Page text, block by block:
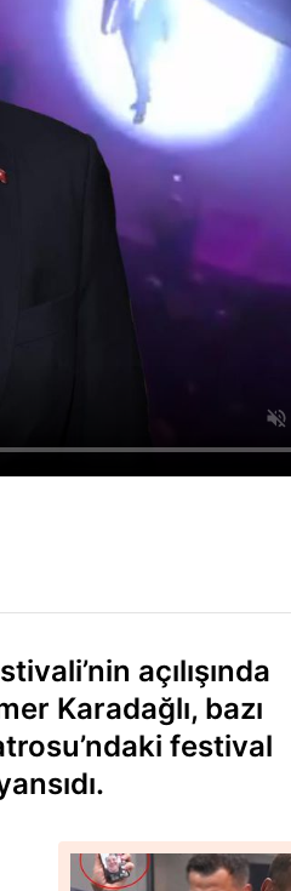
açılışında
Karadağlı, bazı
festival